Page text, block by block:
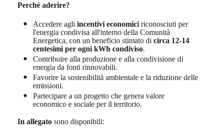
Perché aderire?
Accedere agli incentivi economici riconosciuti per
l'energia condivisa all'interno della Comunità
Energetica, con un beneficio stimato di circa 12-14
centesimi per ogni kWh condiviso.
Contribuire alla produzione e alla condivisione di
energia da fonti rinnovabili.
Favorire la sostenibilità ambientale e la riduzione delle
emissioni.
Partecipare a un progetto che genera valore
economico e sociale per il territorio.
In allegato sono disponibili: